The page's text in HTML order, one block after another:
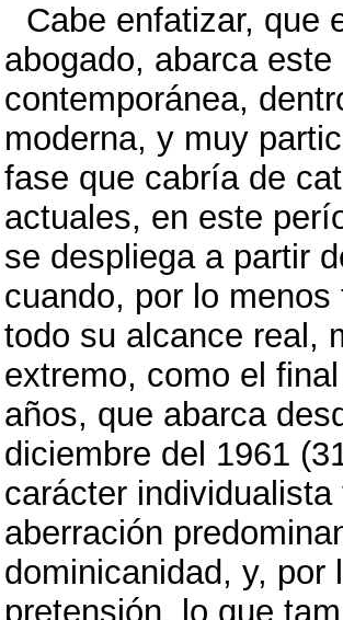
Cabe enfatizar, que
abogado, abarca
contemporánea,
moderna, y muy
fase que cabría de
actuales, en este
se despliega a partir
cuando, por lo
todo su alcance real,
extremo, como el
años, que abarca
diciembre del 1961
carácter
aberración
dominicanidad, y,
pretensión, lo que